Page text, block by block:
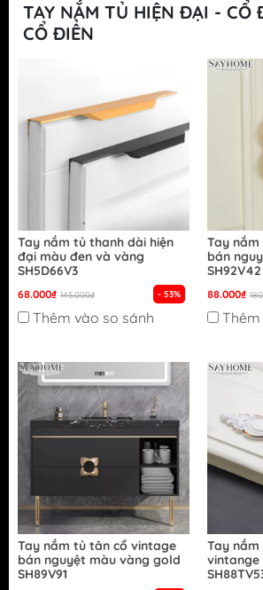
TAY NẮM TỦ HIỆN ĐẠI - CỔ
CỔ ĐIỂN
Tay nắm tủ thanh dài hiện
đại màu đen và vàng
SH5D66V3
68.000₫ 145.000₫ - 53%
Thêm vào so sánh
Tay
bán
SH92V42
88.000₫
Tay nắm tủ tân cổ vintage
bán nguyệt màu vàng gold
SH89V91
Tay